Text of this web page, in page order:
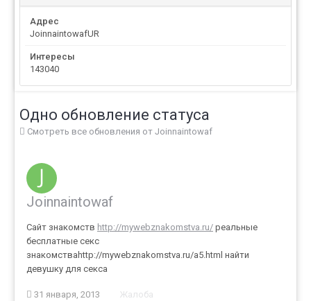
Адрес
JoinnaintowafUR
Интересы
143040
Одно обновление статуса
Смотреть все обновления от Joinnaintowaf
Joinnaintowaf
Сайт знакомств http://mywebznakomstva.ru/ реальные
бесплатные секс
знакомстваhttp://mywebznakomstva.ru/a5.html найти
девушку для секса
31 января, 2013 Жалоба